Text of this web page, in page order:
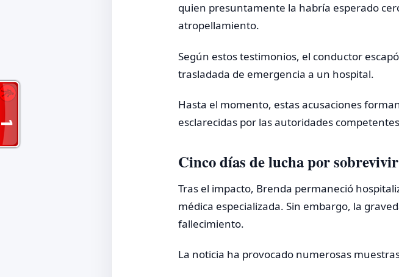
quien presuntamente la habría esperado
atropellamiento.
Según estos testimonios, el conductor
trasladada de emergencia a un hospital.
Hasta el momento, estas acusaciones
esclarecidas por las autoridades
Cinco días de lucha por sobrevivir
Tras el impacto, Brenda permaneció
médica especializada. Sin embargo, la
fallecimiento.
La noticia ha provocado numerosas